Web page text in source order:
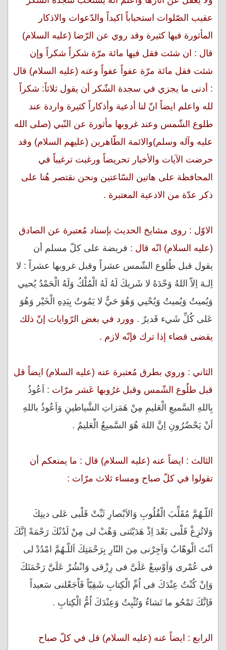
عقيب الصّلوات استحباباً اكيداً والدّعوات والاذكار
المأثورة فيها كثيرة وقد روي عن الرّضا (عليه السلام)
قال : ان شئت فقل فيها مائة مرّة شكراً شكراً وإن
شئت فقل مائة مرّة عفواً عفواً وعنه (عليه السلام) قال
: أدنى ما يجزي في سجدة الشّكر أن يقول ثلاثاً: شكراً
لله واعلم ايضاً انّ لنا أدعية وأذكاراً كثيرة واردة عند
طلوع الشّمس وعند غروبها مأثورة عن النّبي (صلى الله
عليه وآله وسلم)والائمة الطّاهرين (عليهم السلام) وقد
حرضت الآيات والأخبار تحريضاً ورغبت ترغيباً في
المحافظة على هاتين السّاعتين ونحن نقتصر هُنا على
ذكر عدّة من الادعية المعتبرة .
الاوّل : روى مشايخ الحديث بإسناد مُعتبرة عن الصادق
(عليه السلام) انّه قال : فريضة على كلّ مسلم أن
يقول قبل طُلوع الشّمس عشراً وقبل غروبها عشراً : لا
اِلـهَ اِلاّ اللهُ وَحْدَهُ لا شَريكَ لَهُ لَهُ الْمُلْكُ وَلَهُ الْحَمْدُ يُحيي
وَيُميتُ وَيُميتُ وَيُحْيي وَهُوَ حَيٌّ لا يَمُوتُ بِيَدِهِ الْخَيْر وَهُوَ
عَلى كُلِّ شَيء قَديرٌ . وورد في بعض الرّوايات إنّ ذلك
يقضى قضاء إذا ترك فإنّه لازم .
الثاني : وروي بطرق مُعتبرة عنه (عليه السلام) ايضاً قل
قبل طلُوع الشّمس وقبل غرُوبها عَشر مرّات : اَعُوذُ
بِاللهِ السَّميعِ الْعَليمِ مِنْ هَمَزاتِ الشَّياطينِ وَاَعُوذُ باللهِ
اَنْ يَحْضُرُونِ اِنَّ اللهَ هُوَ السَّميعُ الْعَليمُ .
الثالث : ايضاً عنه (عليه السلام) قال : ما يمنعكم أن
تقولوا في كلّ صباح ومساء ثلاث مرّات :
اَللّـهُمَّ مُقَلِّبَ الْقُلُوبِ وَالاَبْصارِ ثَبِّتْ قَلْبى عَلى دينِكَ
وَلاتُزِغْ قَلْبى بَعْدَ اِذْ هَدَيْتَنى وَهْبْ لى مِنْ لَدُنْكَ رَحْمَةً اِنَّكَ
اَنْتَ الْوهّابُ وَاَجِرْنى مِنَ النّارِ بِرَحْمَتِكَ اَللّـهُمَّ امْدُدْ لى
فى عُمْرى وَاَوْسِعْ عَلَىَّ فى رِزْقى وَانْشُرْ عَلَىَّ رَحْمَتَكَ
وَاِنْ كُنْتُ عِنْدَكَ فى اُمِّ الْكِتابِ شَقِيّاً فَاْجَعْلنى سَعيداً
فَاِنَّكَ تَمْحُو ما تَشاءُ وَتُثْبِتُ وَعِنْدَكَ اُمُّ الْكِتابِ .
الرابع : ايضاً عنه (عليه السلام) قل في كلّ صباح